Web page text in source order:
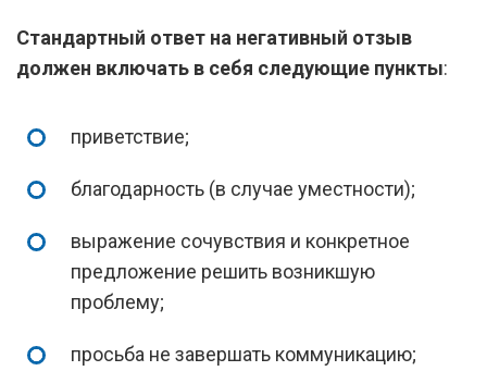
Стандартный ответ на негативный отзыв
должен включать в себя следующие пункты:
приветствие;
благодарность (в случае уместности);
выражение сочувствия и конкретное
предложение решить возникшую
проблему;
просьба не завершать коммуникацию;